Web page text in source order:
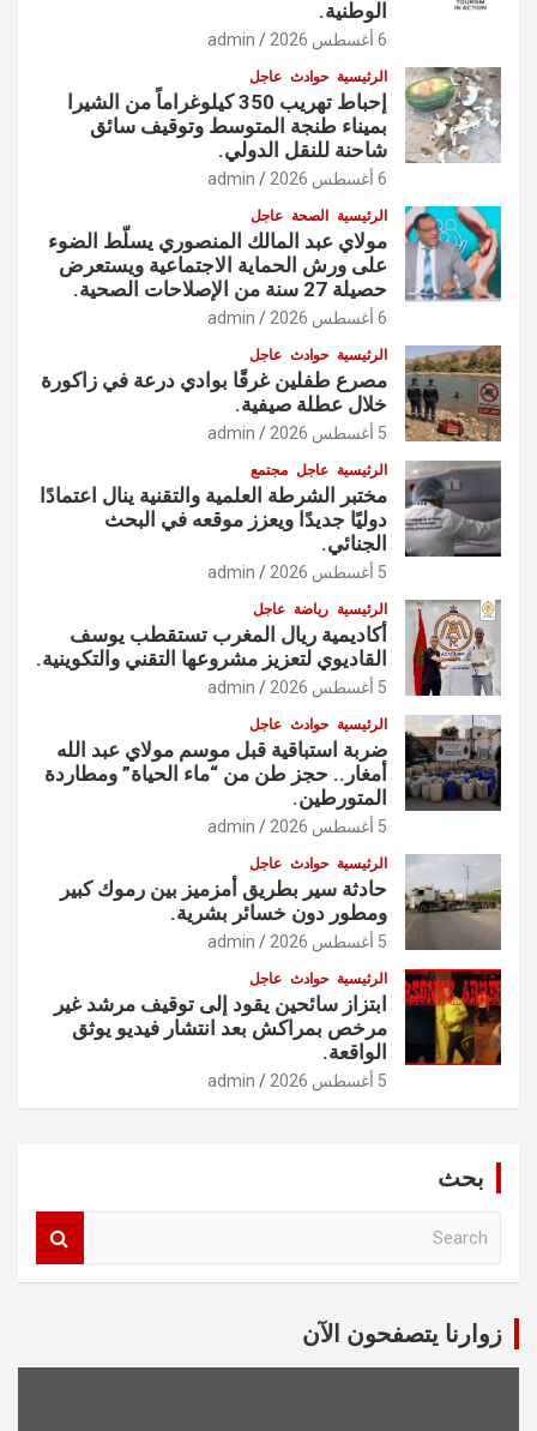
الوطنية.
6 أغسطس 2026 admin
الرئيسية حوادث عاجل
إحباط تهريب 350 كيلوغراماً من الشيرا
بميناء طنجة المتوسط وتوقيف سائق
شاحنة للنقل الدولي.
6 أغسطس 2026 admin
الرئيسية الصحة عاجل
مولاي عبد المالك المنصوري يسلّط الضوء
على ورش الحماية الاجتماعية ويستعرض
حصيلة 27 سنة من الإصلاحات الصحية.
6 أغسطس 2026 admin
الرئيسية حوادث عاجل
مصرع طفلين غرقًا بوادي درعة في زاكورة
خلال عطلة صيفية.
5 أغسطس 2026 admin
الرئيسية عاجل مجتمع
مختبر الشرطة العلمية والتقنية ينال اعتمادًا
دوليًا جديدًا ويعزز موقعه في البحث
الجنائي.
5 أغسطس 2026 admin
الرئيسية رياضة عاجل
أكاديمية ريال المغرب تستقطب يوسف
القاديوي لتعزيز مشروعها التقني والتكوينية.
5 أغسطس 2026 admin
الرئيسية حوادث عاجل
ضربة استباقية قبل موسم مولاي عبد الله
أمغار.. حجز طن من “ماء الحياة” ومطاردة
المتورطين.
5 أغسطس 2026 admin
الرئيسية حوادث عاجل
حادثة سير بطريق أمزميز بين رموك كبير
ومطور دون خسائر بشرية.
5 أغسطس 2026 admin
الرئيسية حوادث عاجل
ابتزاز سائحين يقود إلى توقيف مرشد غير
مرخص بمراكش بعد انتشار فيديو يوثق
الواقعة.
5 أغسطس 2026 admin
بحث
c
h
زوارنا يتصفحون الآن